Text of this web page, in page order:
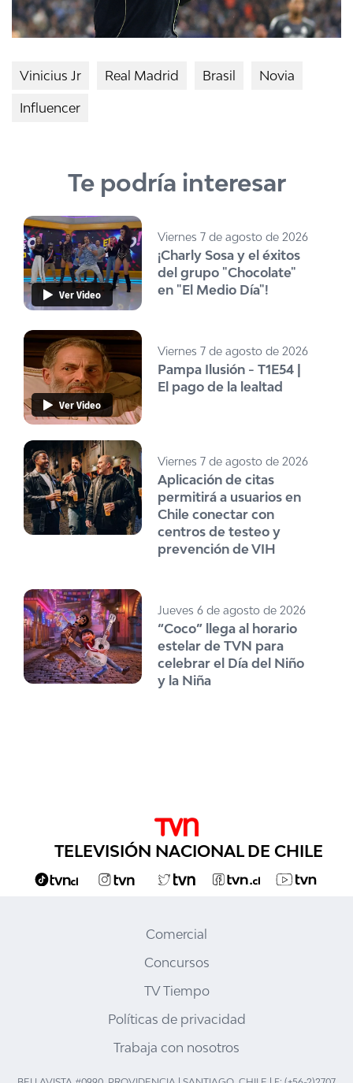
Vinicius Jr Real Madrid Brasil Novia
Influencer
Te podría interesar
Ver Video
Viernes 7 de agosto de 2026
¡Charly Sosa y el éxitos
del grupo "Chocolate"
en "El Medio Día"!
Ver Video
Viernes 7 de agosto de 2026
Pampa Ilusión - T1E54 |
El pago de la lealtad
Viernes 7 de agosto de 2026
Aplicación de citas
permitirá a usuarios en
Chile conectar con
centros de testeo y
prevención de VIH
Jueves 6 de agosto de 2026
“Coco” llega al horario
estelar de TVN para
celebrar el Día del Niño
y la Niña
TELEVISIÓN NACIONAL DE CHILE
Comercial
Concursos
TV Tiempo
Políticas de privacidad
Trabaja con nosotros